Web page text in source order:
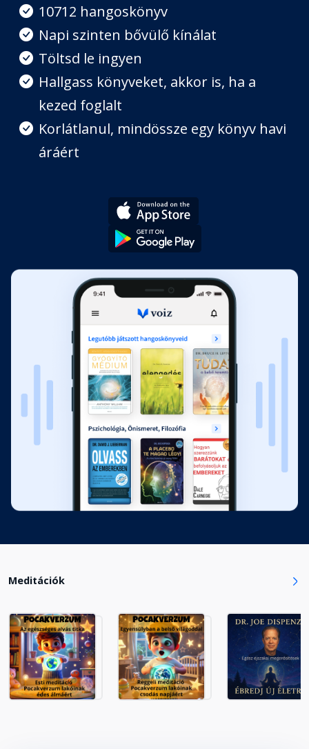
Fejezet hossza: 00:34:32
Szerelemre teremtett testünk
Fejezet hossza: 00:34:25
Fejezet hossza: 00:36:34
Fejezet hossza: 00:36:34
10712 hangoskönyv
Napi szinten bővülő kínálat
Töltsd le ingyen
Hallgass könyveket, akkor is, ha a
kezed foglalt
Korlátlanul, mindössze egy könyv havi
áráért
Meditációk